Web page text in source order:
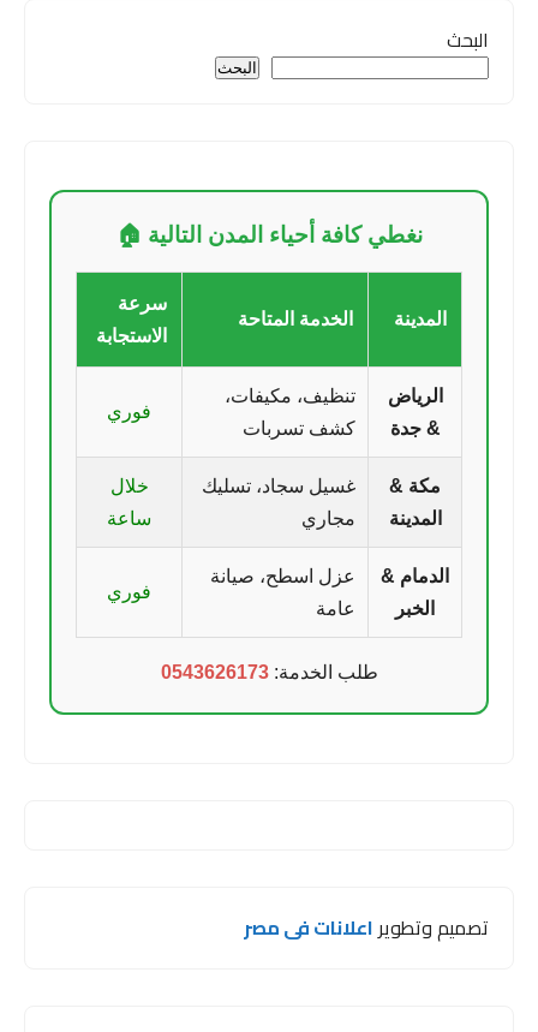
البحث
البحث
نغطي كافة أحياء المدن التالية 🏠
المدينة الخدمة المتاحة
سرعة
الاستجابة
الرياض
& جدة
تنظيف، مكيفات،
كشف تسربات
فوري
مكة &
المدينة
غسيل سجاد، تسليك
مجاري
خلال
ساعة
الدمام &
الخبر
عزل اسطح، صيانة
عامة
فوري
طلب الخدمة:0543626173
تصميم وتطويراعلانات فى مصر